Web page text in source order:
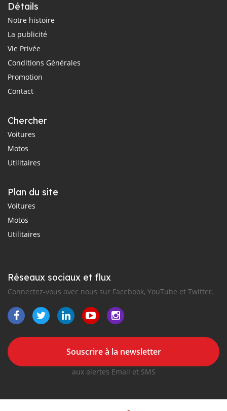
Détails
Notre histoire
La publicité
Vie Privée
Conditions Générales
Promotion
Contact
Chercher
Voitures
Motos
Utilitaires
Plan du site
Voitures
Motos
Utilitaires
Réseaux sociaux et flux
Connectez-vous avec nous sur Facebook, YouTube et Twitter.
Souscrire à la newsletter
aux alertes Email et SMS